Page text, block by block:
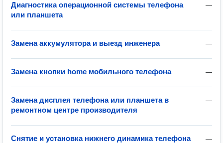
—
Диагностика операционной системы телефона
или планшета
—
Замена аккумулятора и выезд инженера
—
Замена кнопки home мобильного телефона
—
Замена дисплея телефона или планшета в
ремонтном центре производителя
—
Снятие и установка нижнего динамика телефона